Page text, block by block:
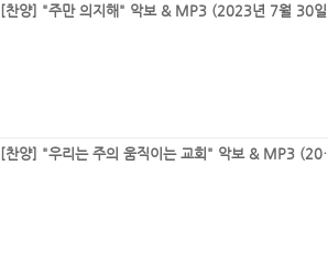
[찬양] "우리는 주의